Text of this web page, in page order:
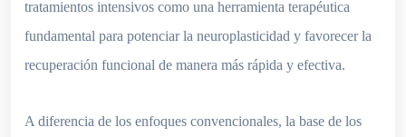
tratamientos intensivos como una herramienta terapéutica
fundamental para potenciar la neuroplasticidad y favorecer la
recuperación funcional de manera más rápida y efectiva.
A diferencia de los enfoques convencionales, la base de los